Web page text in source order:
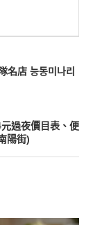
名店 능동미나리
過夜價目表、便
陽街)